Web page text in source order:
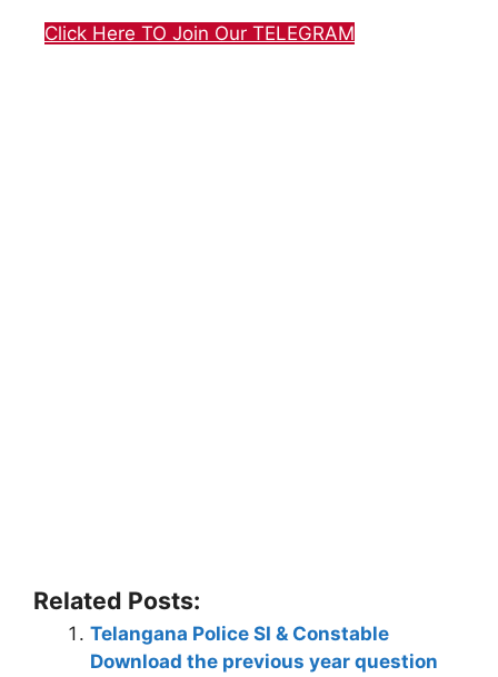
Click Here TO Join Our TELEGRAM
Related Posts:
Telangana Police SI & Constable
Download the previous year question